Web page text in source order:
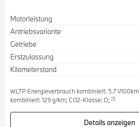
Spezifikation
Motorleistung
Antriebsvariante
Getriebe
Erstzulassung
Kilometerstand
WLTP Energieverbrauch kombiniert: 5.7 l/
kombiniert: 129 g/km; CO2-Klasse: D; [1]
Details anzeigen